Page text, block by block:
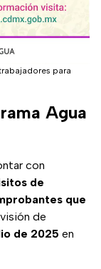
para
Agua
con
de
que
de
de 2025 en